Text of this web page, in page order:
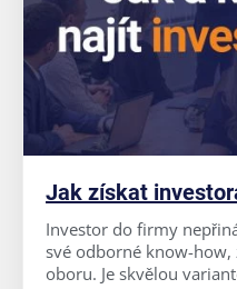
Jak získat
Investor do firmy
své odborné know-
oboru. Je skvělou